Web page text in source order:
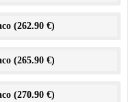
(262.90 €)
(265.90 €)
(270.90 €)